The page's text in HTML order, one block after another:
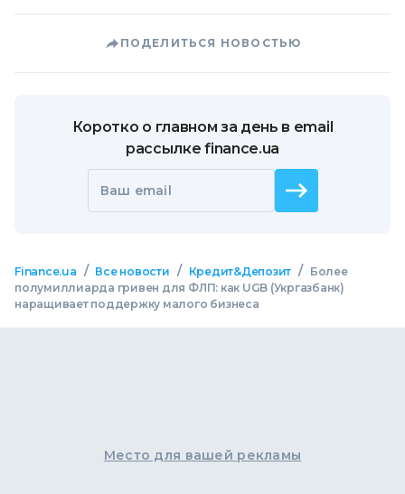
ПОДЕЛИТЬСЯ НОВОСТЬЮ
Коротко о главном за день в email
рассылке finance.ua
Ваш email
Finance.ua / Все новости / Кредит&Депозит /
Более
полумиллиарда гривен для ФЛП: как UGB (Укргазбанк)
наращивает поддержку малого бизнеса
Место для вашей рекламы